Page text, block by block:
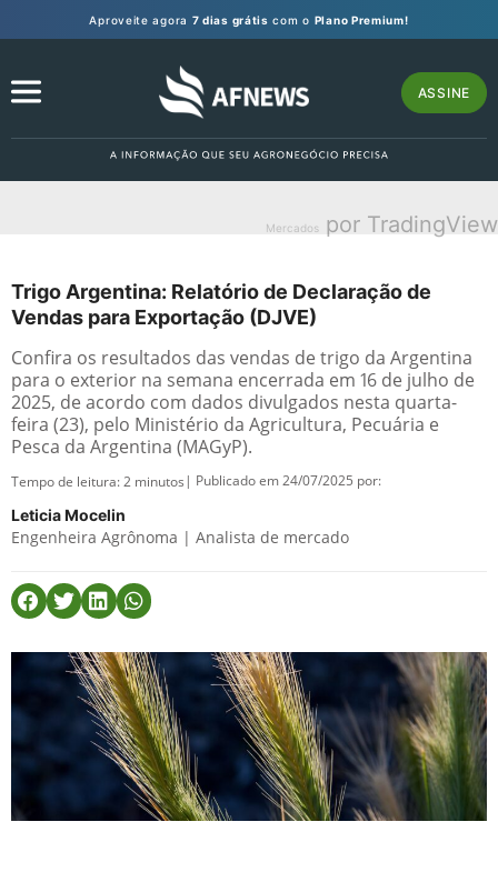
Aproveite agora 7 dias grátis com o Plano Premium!
ASSINE
Mercados por TradingView
Trigo Argentina: Relatório de Declaração de
Vendas para Exportação (DJVE)
Confira os resultados das vendas de trigo da Argentina
para o exterior na semana encerrada em 16 de julho de
2025, de acordo com dados divulgados nesta quarta-
feira (23), pelo Ministério da Agricultura, Pecuária e
Pesca da Argentina (MAGyP).
Tempo de leitura:2 minutos | Publicado em 24/07/2025 por:
Leticia Mocelin
Engenheira Agrônoma | Analista de mercado